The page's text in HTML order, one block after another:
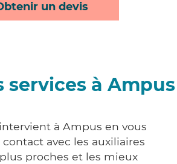
un devis
services à Ampus
à Ampus en vous
avec les auxiliaires
proches et les mieux